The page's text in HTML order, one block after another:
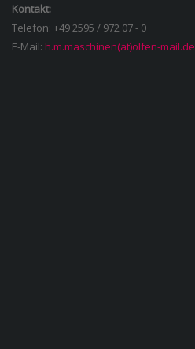
Kontakt:
Telefon: +49 2595 / 972 07 - 0
E-Mail: h.m.maschinen(at)olfen-mail.de